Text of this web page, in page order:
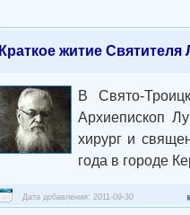
Краткое житие
В Свято-
Архиепископ
хирург и
года в городе
Дата добавления: 2011-09-30